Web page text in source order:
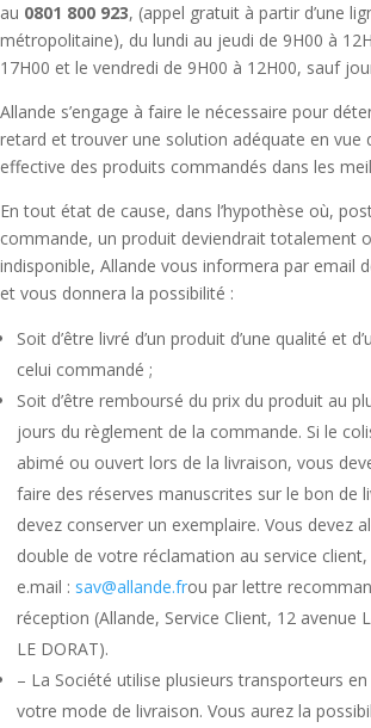
au 0801 800 923, (appel gratuit à partir d’une
métropolitaine), du lundi au jeudi de 9H00 à
17H00 et le vendredi de 9H00 à 12H00, sauf
Allande s’engage à faire le nécessaire pour
retard et trouver une solution adéquate en vue
effective des produits commandés dans les
En tout état de cause, dans l’hypothèse où,
commande, un produit deviendrait totalement
indisponible, Allande vous informera par email
et vous donnera la possibilité :
Soit d’être livré d’un produit d’une qualité et
celui commandé ;
Soit d’être remboursé du prix du produit au
jours du règlement de la commande. Si le
abimé ou ouvert lors de la livraison, vous
faire des réserves manuscrites sur le bon de
devez conserver un exemplaire. Vous devez
double de votre réclamation au service
e.mail : sav@allande.frou par lettre
réception (Allande, Service Client, 12 avenue
LE DORAT).
– La Société utilise plusieurs transporteurs
votre mode de livraison. Vous aurez la